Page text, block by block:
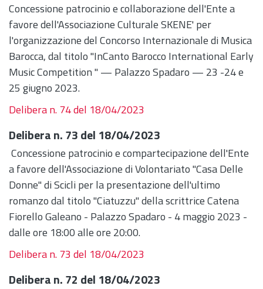
Concessione patrocinio e collaborazione dell'Ente a
favore dell'Associazione Culturale SKENE' per
l'organizzazione del Concorso Internazionale di Musica
Barocca, dal titolo "InCanto Barocco International Early
Music Competition " — Palazzo Spadaro — 23 -24 e
25 giugno 2023.
Delibera n. 74 del 18/04/2023
Delibera n. 73 del 18/04/2023
Concessione patrocinio e compartecipazione dell'Ente
a favore dell'Associazione di Volontariato "Casa Delle
Donne" di Scicli per la presentazione dell'ultimo
romanzo dal titolo "Ciatuzzu" della scrittrice Catena
Fiorello Galeano - Palazzo Spadaro - 4 maggio 2023 -
dalle ore 18:00 alle ore 20:00.
Delibera n. 73 del 18/04/2023
Delibera n. 72 del 18/04/2023